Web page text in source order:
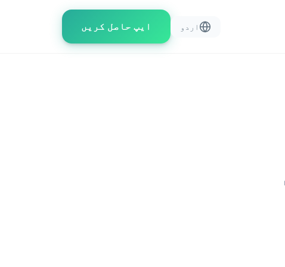
اردو ایپ حاصل کریں